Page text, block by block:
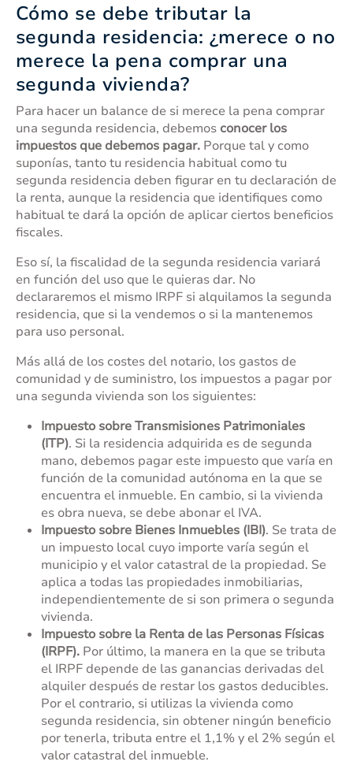
Cómo se debe tributar la
segunda residencia: ¿merece o no
merece la pena comprar una
segunda vivienda?
Para hacer un balance de si merece la pena comprar
una segunda residencia, debemos conocer los
impuestos que debemos pagar. Porque tal y como
suponías, tanto tu residencia habitual como tu
segunda residencia deben figurar en tu declaración de
la renta, aunque la residencia que identifiques como
habitual te dará la opción de aplicar ciertos beneficios
fiscales.
Eso sí, la fiscalidad de la segunda residencia variará
en función del uso que le quieras dar. No
declararemos el mismo IRPF si alquilamos la segunda
residencia, que si la vendemos o si la mantenemos
para uso personal.
Más allá de los costes del notario, los gastos de
comunidad y de suministro, los impuestos a pagar por
una segunda vivienda son los siguientes:
Impuesto sobre Transmisiones Patrimoniales
(ITP). Si la residencia adquirida es de segunda
mano, debemos pagar este impuesto que varía en
función de la comunidad autónoma en la que se
encuentra el inmueble. En cambio, si la vivienda
es obra nueva, se debe abonar el IVA.
Impuesto sobre Bienes Inmuebles (IBI). Se trata de
un impuesto local cuyo importe varía según el
municipio y el valor catastral de la propiedad. Se
aplica a todas las propiedades inmobiliarias,
independientemente de si son primera o segunda
vivienda.
Impuesto sobre la Renta de las Personas Físicas
(IRPF). Por último, la manera en la que se tributa
el IRPF depende de las ganancias derivadas del
alquiler después de restar los gastos deducibles.
Por el contrario, si utilizas la vivienda como
segunda residencia, sin obtener ningún beneficio
por tenerla, tributa entre el 1,1% y el 2% según el
valor catastral del inmueble.